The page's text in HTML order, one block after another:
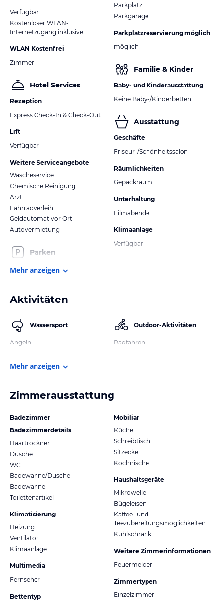
Verfügbar
Kostenloser WLAN-
Internetzugang inklusive
WLAN Kostenfrei
Zimmer
Hotel Services
Rezeption
Express Check-In & Check-Out
Lift
Verfügbar
Weitere Serviceangebote
Wäscheservice
Chemische Reinigung
Arzt
Fahrradverleih
Geldautomat vor Ort
Autovermietung
Parken
Parkplatz
Parkgarage
Parkplatzreservierung möglich
möglich
Familie & Kinder
Baby- und Kinderausstattung
Keine Baby-/Kinderbetten
Ausstattung
Geschäfte
Friseur-/Schönheitssalon
Räumlichkeiten
Gepäckraum
Unterhaltung
Filmabende
Klimaanlage
Verfügbar
Mehr anzeigen
Aktivitäten
Wassersport
Angeln
Outdoor-Aktivitäten
Radfahren
Mehr anzeigen
Zimmerausstattung
Badezimmer
Badezimmerdetails
Haartrockner
Dusche
WC
Badewanne/Dusche
Badewanne
Toilettenartikel
Klimatisierung
Heizung
Ventilator
Klimaanlage
Multimedia
Fernseher
Bettentyp
Mobiliar
Küche
Schreibtisch
Sitzecke
Kochnische
Haushaltsgeräte
Mikrowelle
Bügeleisen
Kaffee- und
Teezubereitungsmöglichkeiten
Kühlschrank
Weitere Zimmerinformationen
Feuermelder
Zimmertypen
Einzelzimmer